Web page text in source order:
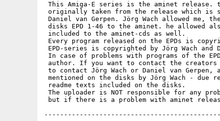
This Amiga-E series is the aminet release.
originally taken from the release which is
Daniel van Gerpen. Jörg Wach allowed me,
disks EPD 1-46 to the aminet. he allowed
included to the aminet-cds as well.
Every program released on the EPDs is
EPD-series is copyrighted by Jörg Wach and
In case of problems with programs of the
author. If you want to contact the creators
to contact Jörg Wach or Daniel van
mentioned on the disks by Jörg Wach - due
readme texts included on the disks.
The uploader is NOT responsible for any
but if there is a problem with aminet